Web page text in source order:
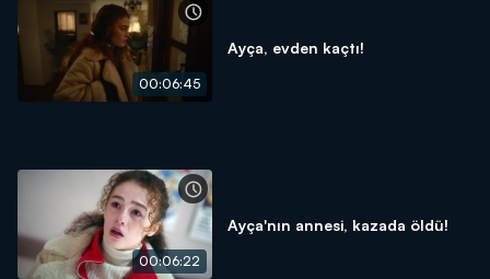
00:06:45
Ayça, evden kaçtı!
00:06:22
Ayça'nın annesi, kazada öldü!